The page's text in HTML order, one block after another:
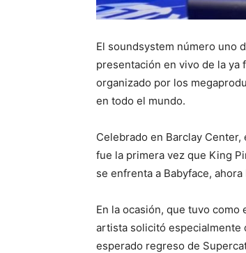
El soundsystem número uno
presentación en vivo de la ya
organizado por los
en todo el mundo.
Celebrado en Barclay
fue la primera vez que King
se enfrenta a Babyface,
En la ocasión, que tuvo
artista solicitó especialmente
esperado regreso de